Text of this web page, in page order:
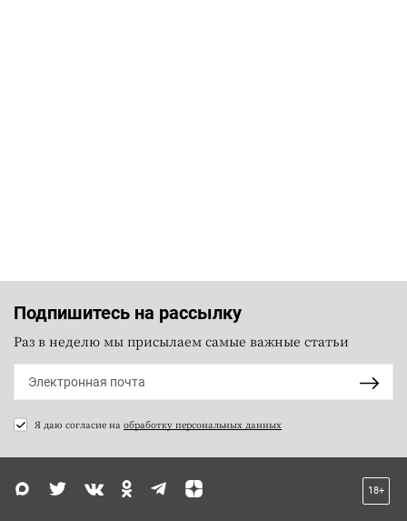
Подпишитесь на рассылку
Раз в неделю мы присылаем самые важные статьи
Я даю согласие на обработку персональных данных
18+